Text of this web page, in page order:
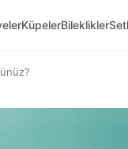
KüpelerBileklikler